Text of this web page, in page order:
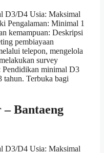
D3/D4 Usia: Maksimal
Pengalaman: Minimal 1
kemampuan: Deskripsi
pembiayaan
telepon, mengelola
survey
Pendidikan minimal D3
tahun. Terbuka bagi
Bantaeng
D3/D4 Usia: Maksimal